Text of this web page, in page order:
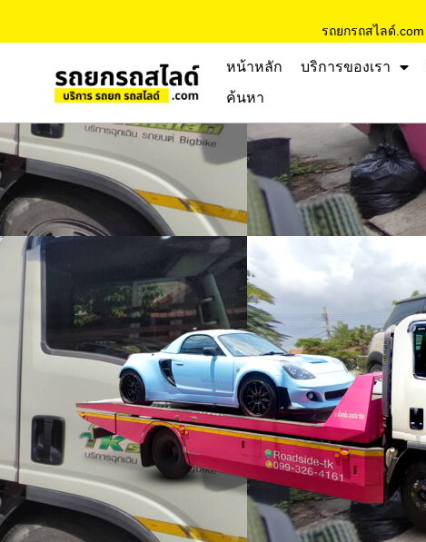
รถยกรถสไลด์.com
หน้าหลัก บริการของเรา
ค้นหา